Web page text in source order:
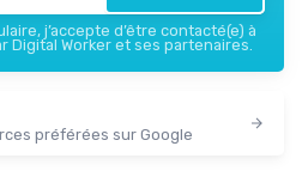
j’accepte d’être contacté(e) à
Digital Worker et ses partenaires.
préférées sur Google